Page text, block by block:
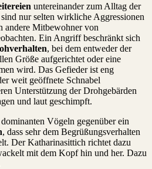
untereinander zum Alltag der
nur selten wirkliche Aggressionen
andere Mitbewohner von
Ein Angriff beschränkt sich
, bei dem entweder der
Größe aufgerichtet oder eine
wird. Das Gefieder ist eng
weit geöffnete Schnabel
Unterstützung der Drohgebärden
und laut geschimpft.
Vögeln gegenüber ein
, dass sehr dem Begrüßungsverhalten
Der Katharinasittich richtet dazu
mit dem Kopf hin und her. Dazu